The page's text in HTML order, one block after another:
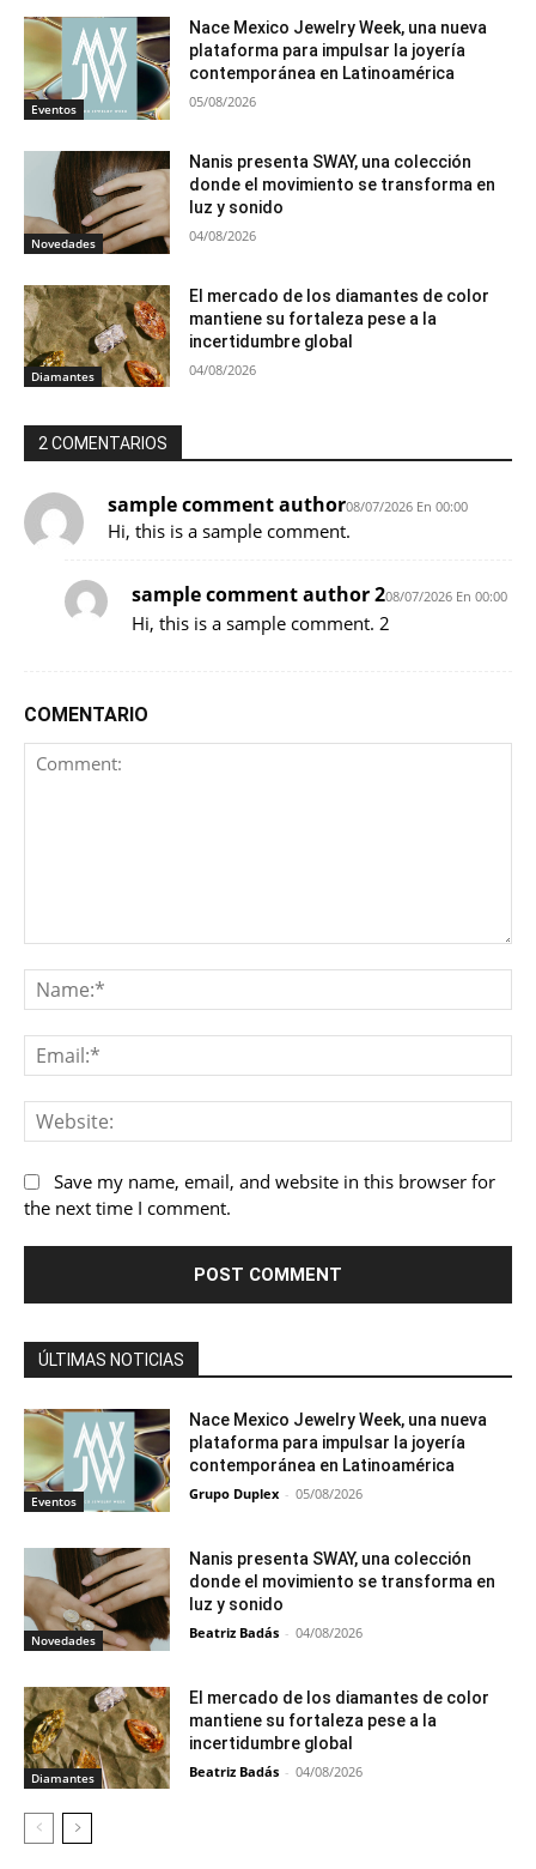
Eventos
Nace Mexico Jewelry Week, una nueva
plataforma para impulsar la joyería
contemporánea en Latinoamérica
05/08/2026
Novedades
Nanis presenta SWAY, una colección
donde el movimiento se transforma en
luz y sonido
04/08/2026
Diamantes
El mercado de los diamantes de color
mantiene su fortaleza pese a la
incertidumbre global
04/08/2026
2 COMENTARIOS
sample comment author08/07/2026 En 00:00
Hi, this is a sample comment.
sample comment author 208/07/2026 En 00:00
Hi, this is a sample comment. 2
COMENTARIO
Save my name, email, and website in this browser for
the next time I comment.
ÚLTIMAS NOTICIAS
Eventos
Nace Mexico Jewelry Week, una nueva
plataforma para impulsar la joyería
contemporánea en Latinoamérica
Grupo Duplex - 05/08/2026
Novedades
Nanis presenta SWAY, una colección
donde el movimiento se transforma en
luz y sonido
Beatriz Badás - 04/08/2026
Diamantes
El mercado de los diamantes de color
mantiene su fortaleza pese a la
incertidumbre global
Beatriz Badás - 04/08/2026